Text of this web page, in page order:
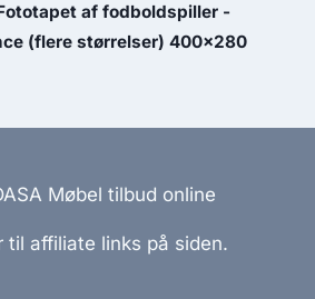
Fototapet af fodboldspiller -
(flere størrelser) 400x280
Møbel tilbud online
til affiliate links på siden.